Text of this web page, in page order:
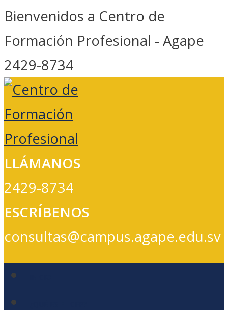
Bienvenidos a Centro de
Formación Profesional - Agape
2429-8734
Facebook
Profile
Youtube
Profile
LinkedIn
Profile
Instagram
Profile
LLÁMANOS
2429-8734
ESCRÍBENOS
consultas@campus.agape.edu.sv